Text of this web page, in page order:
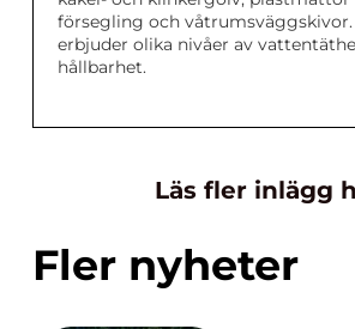
försegling och våtrumsväggskivor.
erbjuder olika nivåer av
hållbarhet.
Läs fler inlägg
Fler nyheter